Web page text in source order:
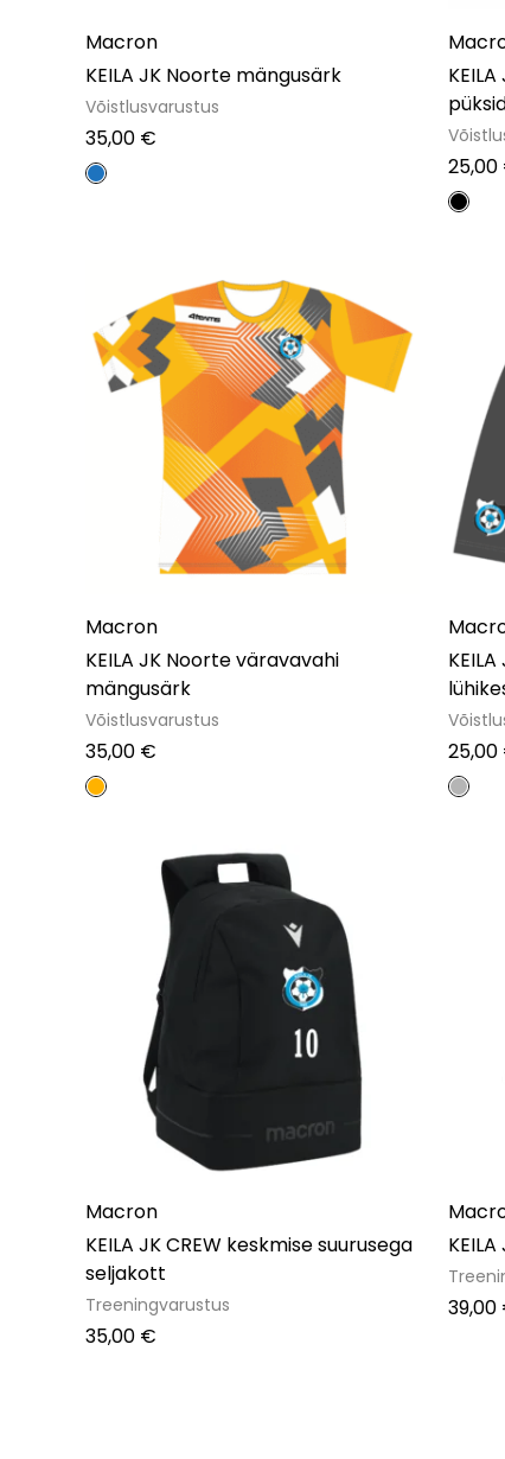
Macron
KEILA JK Noorte mängusärk
Võistlusvarustus
35,00 €
25,00
Macron
KEILA JK Noorte väravavahi
mängusärk
Võistlusvarustus
35,00 € 25,00
Macron
KEILA JK CREW keskmise suurusega
seljakott
Treeningvarustus
35,00 €
39,00